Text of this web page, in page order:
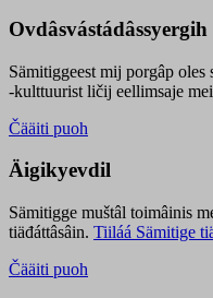
Ovdâsvástádâssyergih
Sämitiggeest mij porgâp
-kulttuurist ličij eellimsaje
Čääiti puoh
Äigikyevdil
Sämitigge muštâl toimâinis
tiäđáttâsâin. Tiiláá Sämitige
Čääiti puoh